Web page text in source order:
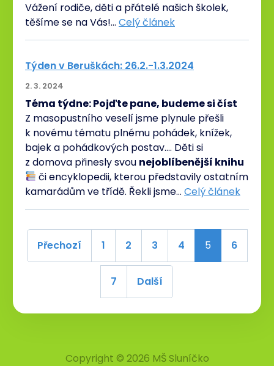
Vážení rodiče, děti a přátelé našich školek,
těšíme se na Vás!… Celý článek
Týden v Beruškách: 26.2.-1.3.2024
2. 3. 2024
Téma týdne: Pojďte pane, budeme si číst
Z masopustního veselí jsme plynule přešli
k novému tématu plnému pohádek, knížek,
bajek a pohádkových postav…. Děti si
z domova přinesly svou nejoblíbenější knihu
či encyklopedii, kterou představily ostatním
kamarádům ve třídě. Řekli jsme… Celý článek
Přechozí 1 2 3 4 5 6
7 Další
Copyright © 2026 MŠ Sluníčko